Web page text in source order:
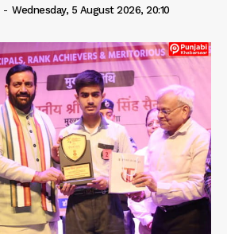
- Wednesday, 5 August 2026, 20:10